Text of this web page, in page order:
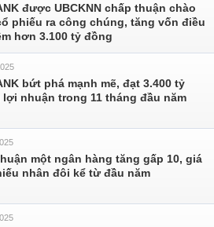
được UBCKNN chấp thuận chào
phiếu ra công chúng, tăng vốn điều
hơn 3.100 tỷ đồng
bứt phá mạnh mẽ, đạt 3.400 tỷ
nhuận trong 11 tháng đầu năm
một ngân hàng tăng gấp 10, giá
nhân đôi kể từ đầu năm